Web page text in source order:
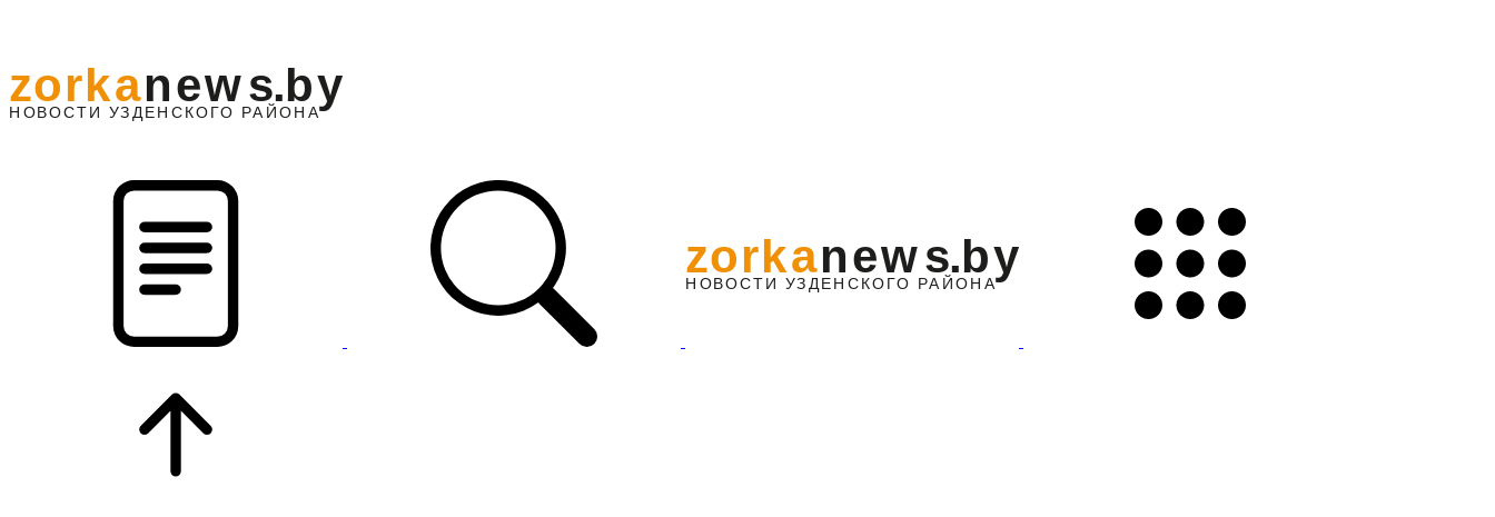
НО ВОСТИ УЗДЕНС КО ГО РАЙОНА
zorkanews.by